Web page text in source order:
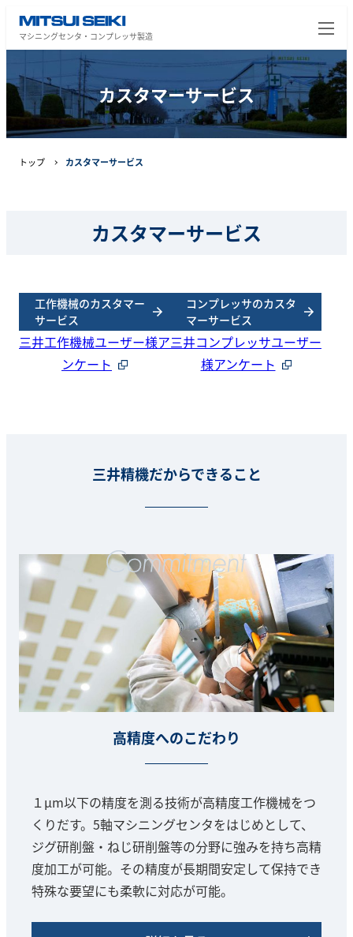
マシニングセンタ・コンプレッサ製造
カスタマーサービス
トップ カスタマーサービス
カスタマーサービス
工作機械のカスタマー
サービス
コンプレッサのカスタ
マーサービス
三井工作機械ユーザー様ア
ンケート
三井コンプレッサユーザー
様アンケート
三井精機だからできること
高精度へのこだわり
１μm以下の精度を測る技術が高精度工作機械をつ
くりだす。5軸マシニングセンタをはじめとして、
ジグ研削盤・ねじ研削盤等の分野に強みを持ち高精
度加工が可能。その精度が長期間安定して保持でき
特殊な要望にも柔軟に対応が可能。